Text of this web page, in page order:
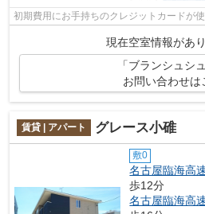
初期費用にお手持ちのクレジットカードが
現在空室情報があり
「ブランシュシ
お問い合わせは
賃貸 | アパート グレース小碓
敷0
名古屋臨海高
歩12分
名古屋臨海高